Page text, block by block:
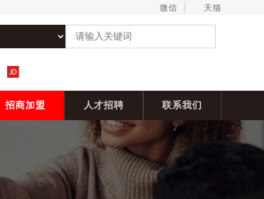
微信 天猫
招商加盟 人才招聘 联系我们